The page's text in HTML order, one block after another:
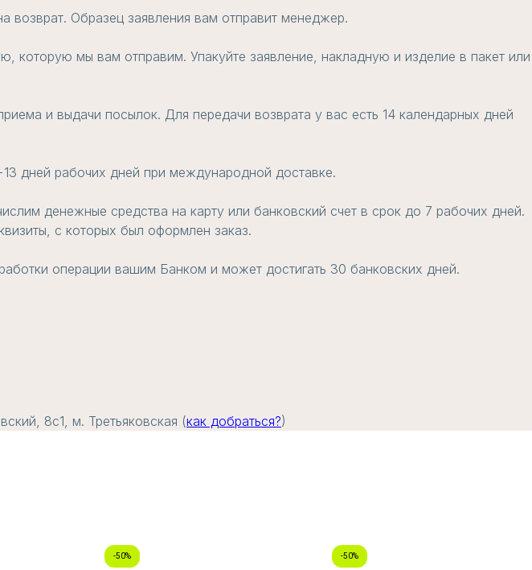
возврат. Образец заявления вам отправит менеджер.
которую мы вам отправим. Упакуйте заявление, накладную и изделие в пакет или
и выдачи посылок. Для передачи возврата у вас есть 14 календарных дней
дней рабочих дней при международной доставке.
денежные средства на карту или банковский счет в срок до 7 рабочих дней.
с которых был оформлен заказ.
операции вашим Банком и может достигать 30 банковских дней.
8с1, м. Третьяковская (как добраться?)
-50% -50%